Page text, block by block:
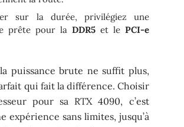
sur la durée, privilégiez une
prête pour la DDR5et le PCI-e
puissance brute ne suffit plus,
qui fait la différence. Choisir
pour sa RTX 4090, c’est
expérience sans limites, jusqu’à